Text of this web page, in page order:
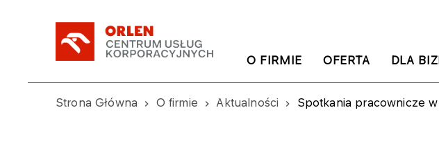
O FIRMIE OFERTA DLA
Strona Główna O firmie Aktualności Spotkania pracownicze